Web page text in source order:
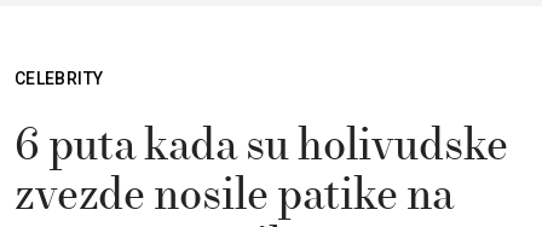
CELEBRITY
6 puta kada su holivudske
zvezde nosile patike na